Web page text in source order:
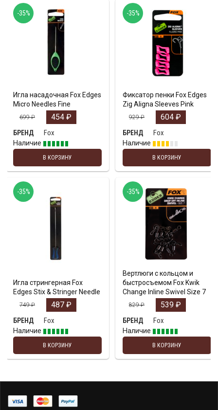
Игла насадочная Fox Edges
Micro Needles Fine
699₽ 454 ₽
БРЕНД
Fox
Наличие
В КОРЗИНУ
-35%
Фиксатор пенки Fox Edges
Zig Aligna Sleeves Pink
929₽ 604 ₽
БРЕНД
Fox
Наличие
В КОРЗИНУ
-35%
Игла стрингерная Fox
Edges Stix & Stringer Needle
749₽ 487 ₽
БРЕНД
Fox
Наличие
В КОРЗИНУ
-35%
Вертлюги с кольцом и
быстросъемом Fox Kwik
Change Inline Swivel Size 7
829₽ 539 ₽
БРЕНД
Fox
Наличие
В КОРЗИНУ
-35%